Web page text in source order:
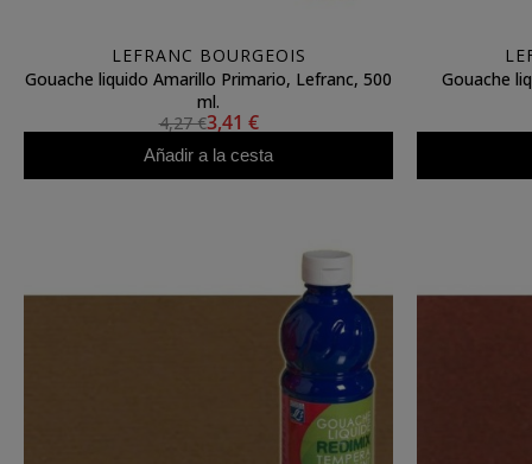
LEFRANC BOURGEOIS
Gouache liquido Amarillo Primario, Lefranc, 500
ml.
4,27 €3,41 €
Añadir a la cesta
Gouache